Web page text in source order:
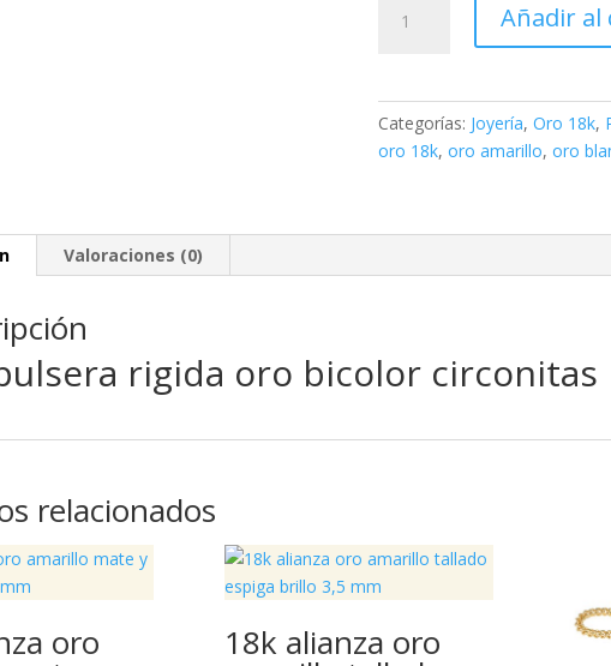
pulsera
circonitas
cantidad
Añadir al
Categorías: Joyería,Oro 18k,
oro 18k,oro amarillo,oro
Valoraciones (0)
rigida oro bicolor circonitas
relacionados
oro 18k alianza oro